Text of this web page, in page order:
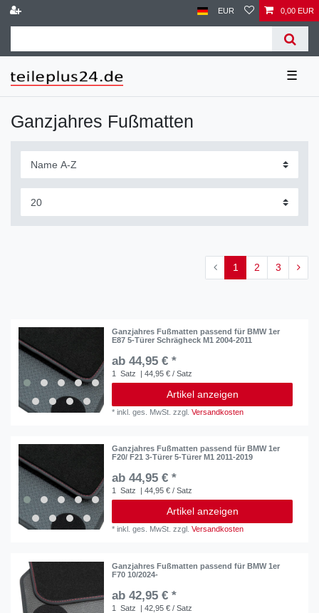
EUR 0,00 EUR
☰
Ganzjahres Fußmatten
1 2 3
Ganzjahres Fußmatten passend für BMW 1er
E87 5-Türer Schrägheck M1 2004-2011
ab 44,95 € *
1 Satz | 44,95 € / Satz
Artikel anzeigen
*inkl. ges. MwSt. zzgl.Versandkosten
Ganzjahres Fußmatten passend für BMW 1er
F20/ F21 3-Türer 5-Türer M1 2011-2019
ab 44,95 € *
1 Satz | 44,95 € / Satz
Artikel anzeigen
*inkl. ges. MwSt. zzgl.Versandkosten
Ganzjahres Fußmatten passend für BMW 1er
F70 10/2024-
ab 42,95 € *
1 Satz | 42,95 € / Satz